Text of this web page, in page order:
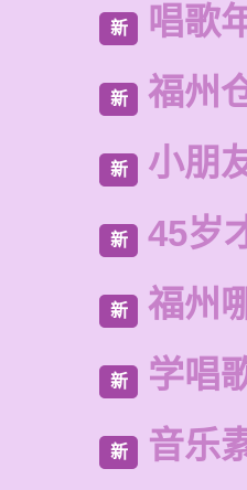
新 唱歌
新 福州
新 小朋
新 45岁
新 福州
新 学唱
新 音乐